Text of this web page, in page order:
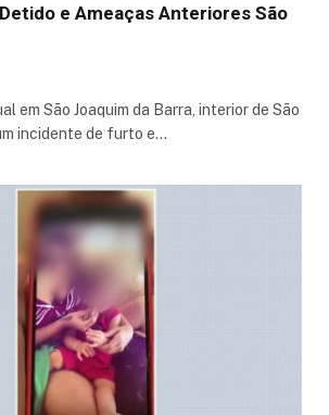
e Ameaças Anteriores São
em São Joaquim da Barra, interior de São
incidente de furto e…